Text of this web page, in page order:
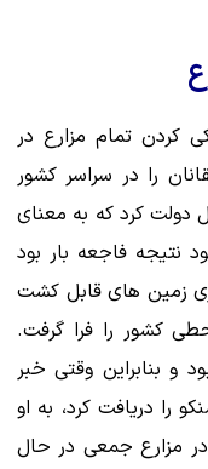
کردن تمام مزارع در
را در سراسر کشور
دولت کرد که به معنای
نتیجه فاجعه بار بود
زمین های قابل کشت
کشور را فرا گرفت.
و بنابراین وقتی خبر
را دریافت کرد، به او
مزارع جمعی در حال